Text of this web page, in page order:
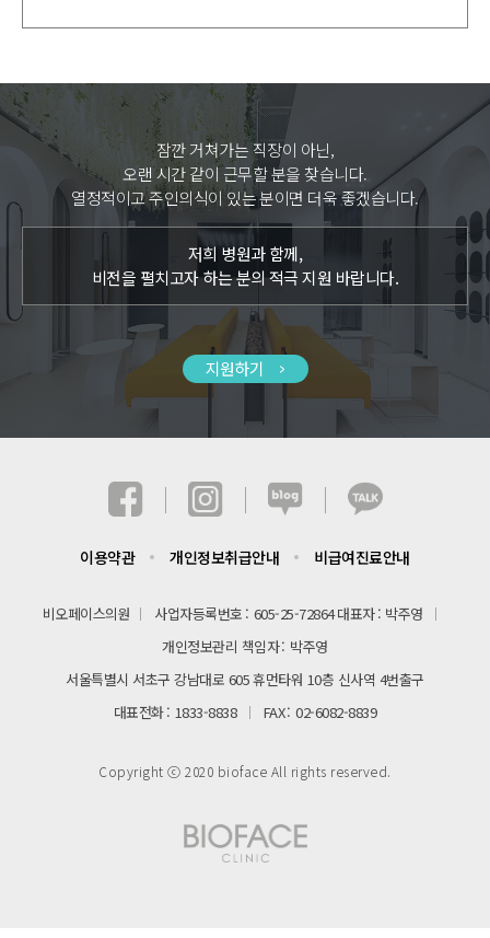
잠깐 거쳐가는 직장이 아닌,
오랜 시간 같이 근무할 분을 찾습니다.
열정적이고 주인의식이 있는 분이면 더욱 좋겠습니다.
저희 병원과 함께,
비전을 펼치고자 하는 분의 적극 지원 바랍니다.
지원하기
이용약관 개인정보취급안내 비급여진료안내
비오페이스의원 사업자등록번호 605-25-72864대표자 박주영
개인정보관리 책임자 박주영
서울특별시 서초구 강남대로 605 휴먼타워 10층 신사역 4번출구
대표전화 1833-8838 FAX 02-6082-8839
Copyright ⓒ 2020 bioface All rights reserved.